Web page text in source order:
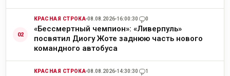
КРАСНАЯ СТРОКА 08.08.2026 16:00:30 0
«Бессмертный чемпион»: «Ливерпуль»
посвятил Диогу Жоте заднюю часть нового
командного автобуса
КРАСНАЯ СТРОКА 08.08.2026 14:30:30 1